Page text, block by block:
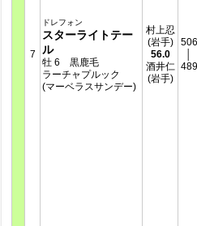
7
ドレフォン
スターライトテー
ル
牡 6 黒鹿毛
ラーチャプルック
(マーベラスサンデー)
村上忍
(岩手)
56.0
酒井仁
(岩手)
506
489